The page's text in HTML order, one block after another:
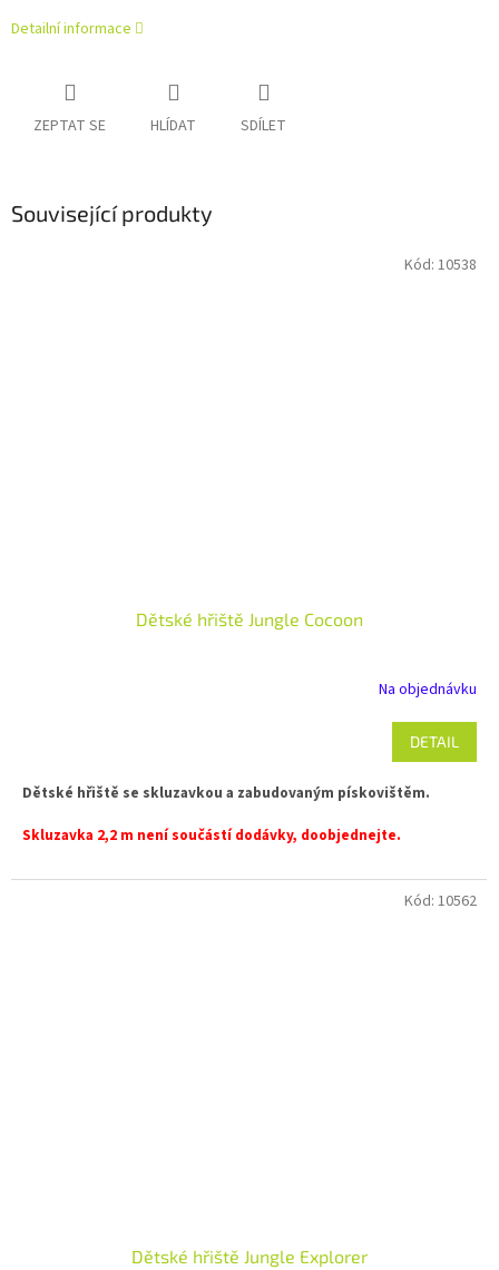
Detailní informace
ZEPTAT SE HLÍDAT SDÍLET
Související produkty
Dětské hřiště Jungle Cocoon
Na objednávku
DETAIL
Dětské hřiště se skluzavkou a zabudovaným pískovištěm.
Skluzavka 2,2 m není součástí dodávky, doobjednejte.
Kód: 10538
Dětské hřiště Jungle Explorer
Kód: 10562